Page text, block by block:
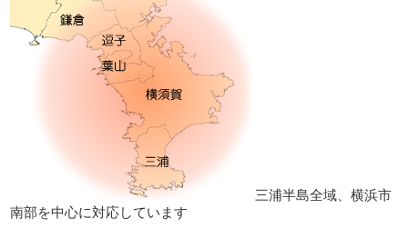
三浦半島全域、横浜市
南部を中心に対応しています